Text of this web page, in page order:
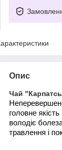
Опис
Чай
головне
володіє
травлення і